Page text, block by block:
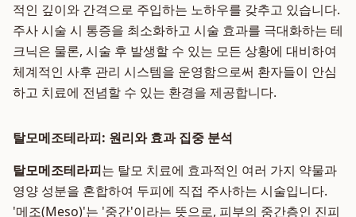
적인 깊이와 간격으로 주입하는 노하우를 갖추고 있습니다.
주사 시술 시 통증을 최소화하고 시술 효과를 극대화하는 테
크닉은 물론, 시술 후 발생할 수 있는 모든 상황에 대비하여
체계적인 사후 관리 시스템을 운영함으로써 환자들이 안심
하고 치료에 전념할 수 있는 환경을 제공합니다.
탈모메조테라피: 원리와 효과 집중 분석
탈모메조테라피는 탈모 치료에 효과적인 여러 가지 약물과
영양 성분을 혼합하여 두피에 직접 주사하는 시술입니다.
'메조(Meso)'는 '중간'이라는 뜻으로, 피부의 중간층인 진피